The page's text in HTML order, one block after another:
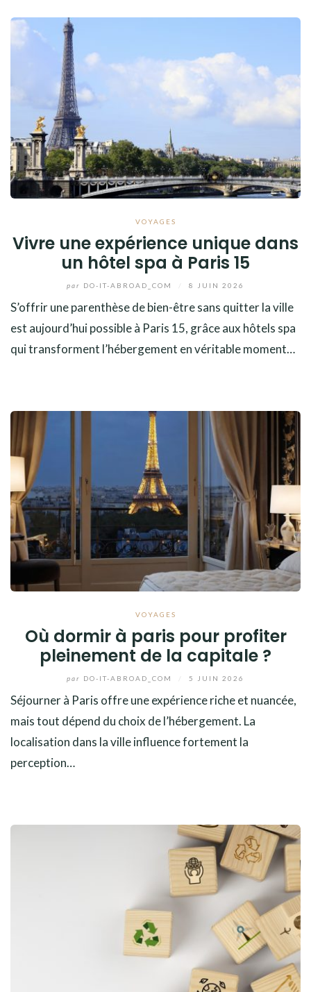
VOYAGES
Vivre une expérience unique dans
un hôtel spa à Paris 15
par DO-IT-ABROAD_COM 8 JUIN 2026
S’offrir une parenthèse de bien-être sans quitter la ville
est aujourd’hui possible à Paris 15, grâce aux hôtels spa
qui transforment l’hébergement en véritable moment…
VOYAGES
Où dormir à paris pour profiter
pleinement de la capitale ?
par DO-IT-ABROAD_COM 5 JUIN 2026
Séjourner à Paris offre une expérience riche et nuancée,
mais tout dépend du choix de l’hébergement. La
localisation dans la ville influence fortement la
perception…